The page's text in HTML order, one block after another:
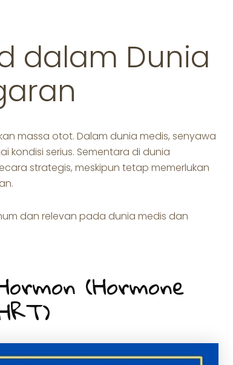
dalam Dunia
massa otot. Dalam dunia medis, senyawa
kondisi serius. Sementara di dunia
strategis, meskipun tetap memerlukan
dan relevan pada dunia medis dan
(Hormone